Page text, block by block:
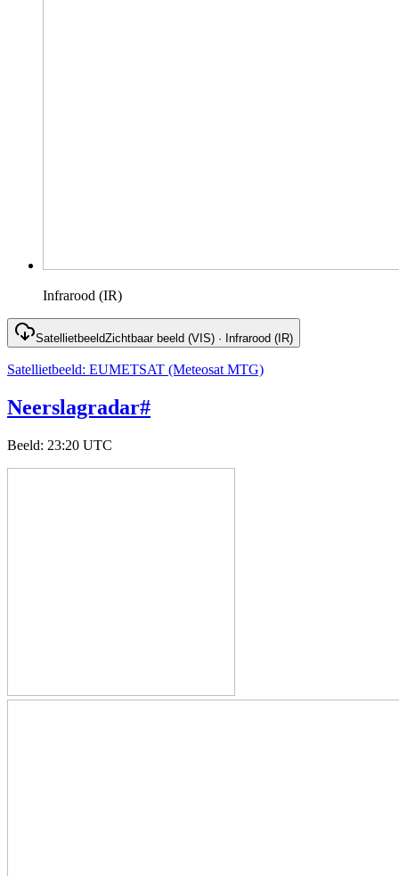
Infrarood (IR)
SatellietbeeldZichtbaar beeld (VIS) · Infrarood (IR)
Satellietbeeld: EUMETSAT (Meteosat MTG)
Neerslagradar#
Beeld: 23:20 UTC